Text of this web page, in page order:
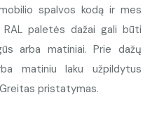
spalvos kodą ir mes
RAL paletės dažai gali būti
arba matiniai. Prie dažų
matiniu laku užpildytus
pristatymas.